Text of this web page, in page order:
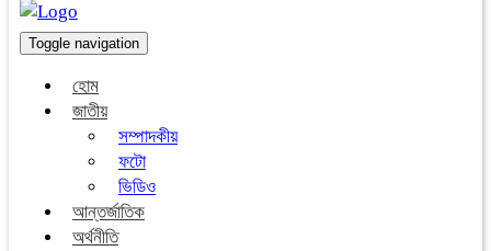
Toggle navigation
হোম
জাতীয়
সম্পাদকীয়
ফটো
ভিডিও
আন্তর্জাতিক
অর্থনীতি